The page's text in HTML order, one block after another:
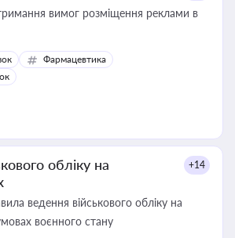
вимог розміщення реклами в
Фармацевтика
обліку на
+14
ведення військового обліку на
воєнного стану